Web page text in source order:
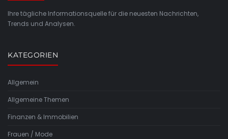
Ihre tägliche Informationsquelle für die neuesten Nachrichten,
Trends und Analysen.
KATEGORIEN
Allgemein
Allgemeine Themen
Finanzen & Immobilien
Frauen / Mode